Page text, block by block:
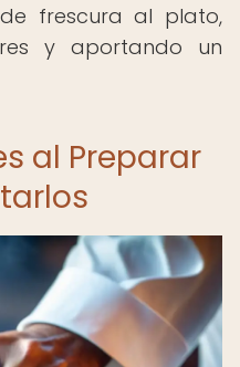
frescura al plato,
y aportando un
al Preparar